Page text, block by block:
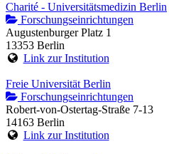
Charité - Universitätsmedizin Berlin
Forschungseinrichtungen
Augustenburger Platz 1
13353 Berlin
Link zur Institution
Freie Universität Berlin
Forschungseinrichtungen
Robert-von-Ostertag-Straße 7-13
14163 Berlin
Link zur Institution